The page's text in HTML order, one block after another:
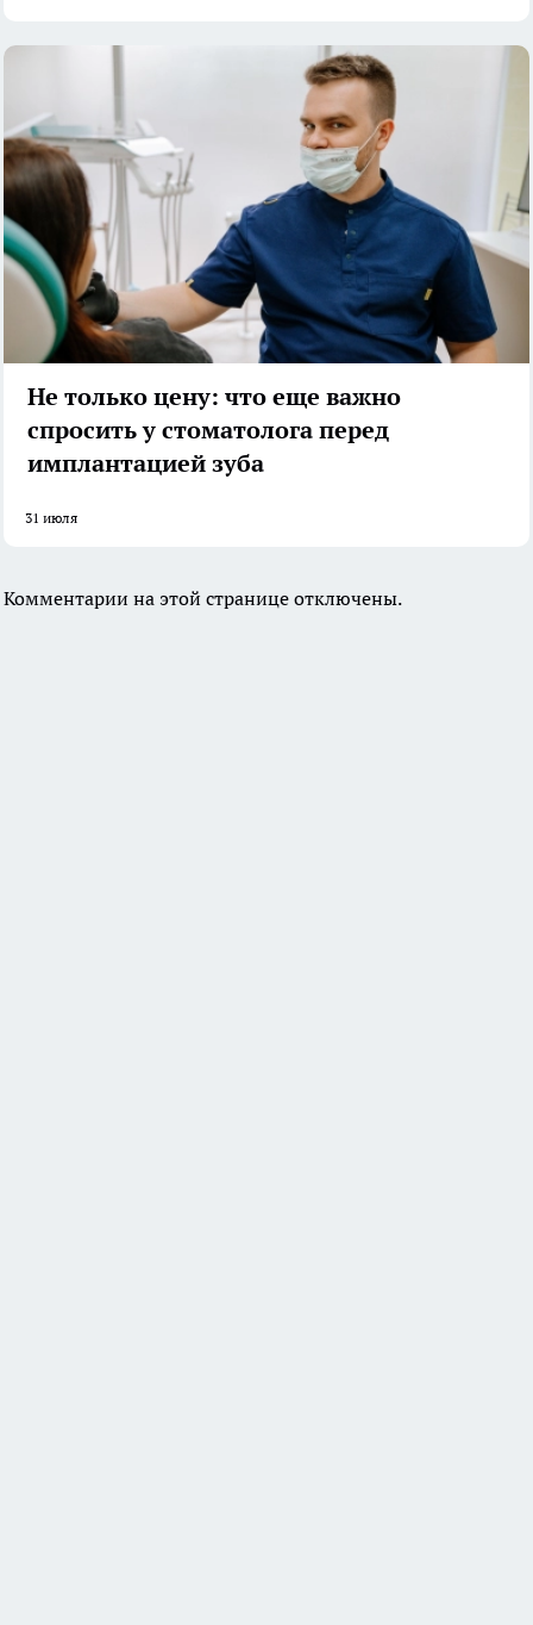
Не только цену: что еще важно
спросить у стоматолога перед
имплантацией зуба
31 июля
Комментарии на этой странице отключены.